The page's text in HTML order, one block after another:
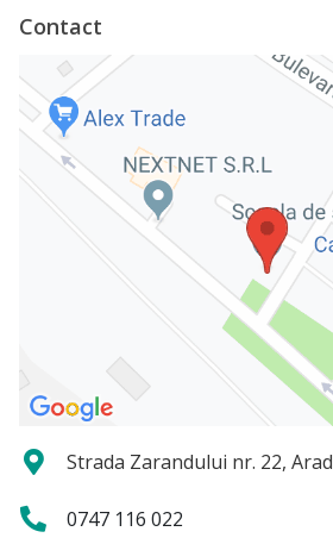
Contact
Strada Zarandului nr. 22, Arad
0747 116 022